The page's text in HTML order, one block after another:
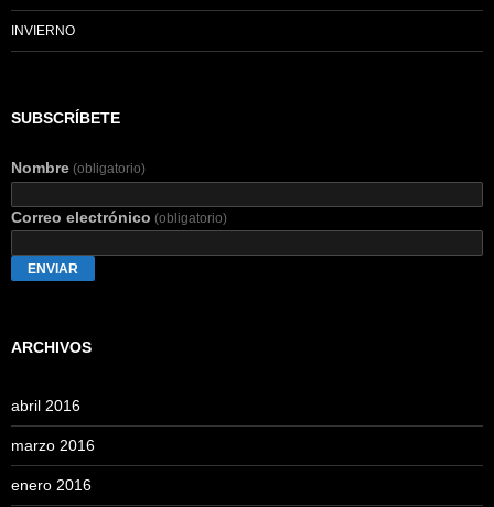
INVIERNO
SUBSCRÍBETE
Nombre (obligatorio)
Correo electrónico (obligatorio)
ENVIAR
ARCHIVOS
abril 2016
marzo 2016
enero 2016